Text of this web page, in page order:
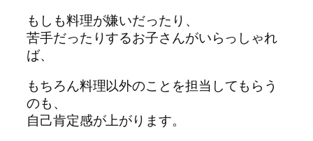
もしも料理が嫌いだったり、
苦手だったりするお子さんがいらっしゃれ
ば、
もちろん料理以外のことを担当してもらう
のも、
自己肯定感が上がります。